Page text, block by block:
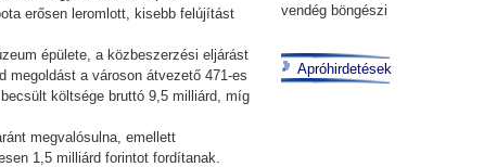
erősen leromlott, kisebb felújítást
épülete, a közbeszerzési eljárást
megoldást a városon átvezető 471-es
költsége bruttó 9,5 milliárd, míg
megvalósulna, emellett
1,5 milliárd forintot fordítanak.
vendég böngészi
Apróhirdetések